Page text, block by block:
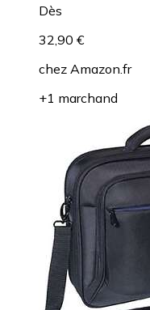
Dès
32,90 €
chez Amazon.fr
+1 marchand